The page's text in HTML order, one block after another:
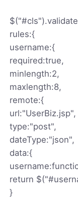
rules:{
username:{
required:true,
minlength:2,
maxlength:8,
remote:{
url:"UserBiz.jsp",
type:"post",
dateType:"json",
data:{
return
}